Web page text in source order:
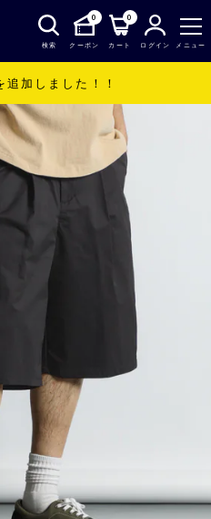
検索
0
クーポン
0
カート ログイン メニュー
加しました！！